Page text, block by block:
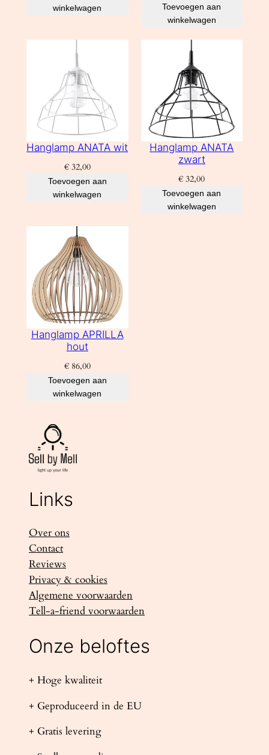
winkelwagen
Toevoegen aan
winkelwagen
Hanglamp ANATA wit
€32,00
Toevoegen aan
winkelwagen
Hanglamp ANATA
zwart
€ 32,00
Toevoegen aan
winkelwagen
Hanglamp APRILLA
hout
€86,00
Toevoegen aan
winkelwagen
Links
Over ons
Contact
Reviews
Privacy & cookies
Algemene voorwaarden
Tell-a-friend voorwaarden
Onze beloftes
+ Hoge kwaliteit
+ Geproduceerd in de EU
+ Gratis levering